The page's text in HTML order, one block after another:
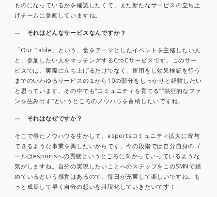
ものになっているかを確認したくて、また新たなサービスの立ち上
げチームに参画していますね。
― それはどんなサービスなんですか？
「Our Table」という、食をテーマとしたイベントを主催したい人
と、参加したい人をマッチングするCtoCサービスです。このサー
ビスでは、実際に立ち上げるだけでなく、運用をし効果検証を行う
までのいわゆるサービスの１から10の部分をしっかりと経験したい
と思っています。その中でも“コミュニティを育てる”“熱狂的なファ
ンを生み出す”というところのノウハウを蓄積したいですね。
― それはなぜですか？
そこで得たノウハウを生かして、esportsコミュニティ拡大に寄与
できるような事業を興したいからです。今の段階では自分自身のゴ
ールはesportsへの貢献というところに向かっていっているような
気がしますね。自分の実現したいことへのステップをこのSMNで踏
めているという感覚はあるので、毎日が充実して楽しいですね。も
っと成長して早く自分の想いを具現化していきたいです！